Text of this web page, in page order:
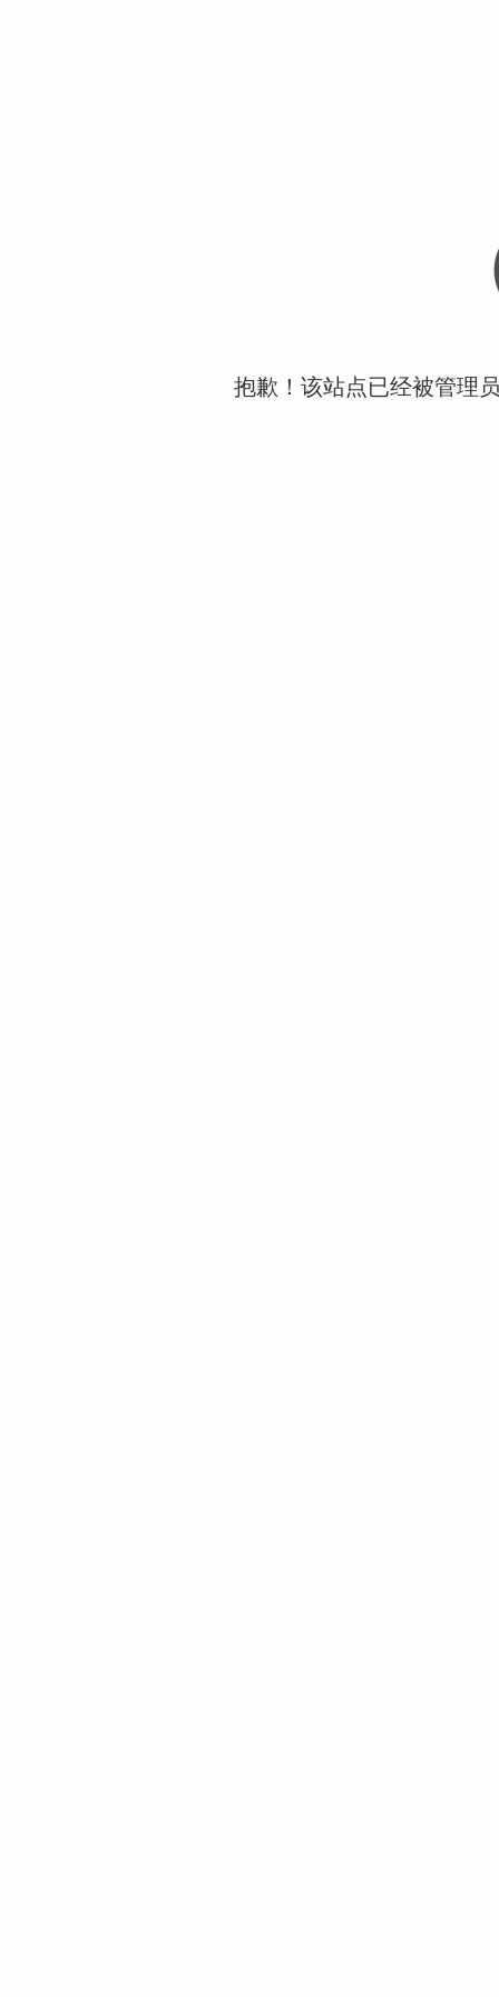
抱歉！该站点已经被管理